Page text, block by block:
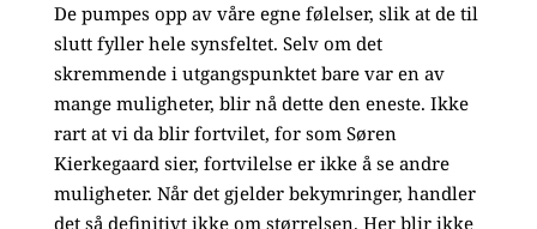
De pumpes opp av våre egne følelser, slik at de til
slutt fyller hele synsfeltet. Selv om det
skremmende i utgangspunktet bare var en av
mange muligheter, blir nå dette den eneste. Ikke
rart at vi da blir fortvilet, for som Søren
Kierkegaard sier, fortvilelse er ikke å se andre
muligheter. Når det gjelder bekymringer, handler
det så definitivt ikke om størrelsen. Her blir ikke